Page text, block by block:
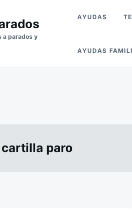
a parados y
AYUDAS
AYUDAS
paro